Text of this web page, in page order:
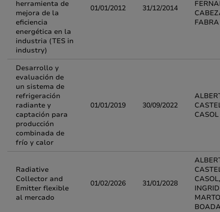
herramienta de
mejora de la
eficiencia
energética en la
industria (TES in
industry)
01/01/2012 31/12/2014
FABRA
Desarrollo y
evaluación de
un sistema de
refrigeración
radiante y
captación para
producción
combinada de
frío y calor
01/01/2019 30/09/2022
CASOL
Radiative
Collector and
Emitter flexible
al mercado
01/02/2026 31/01/2028
CASOL,
INGRID